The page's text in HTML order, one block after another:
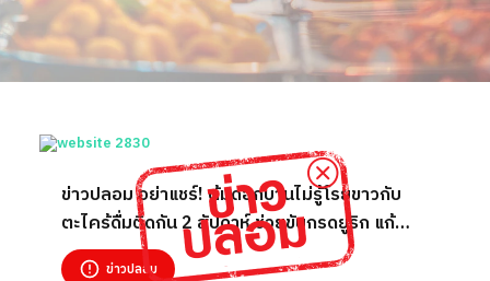
ข่าวปลอม อย่าแชร์! ต้มดอกบานไม่รู้โรยขาวกับ
ตะไคร้ดื่มติดกัน 2 สัปดาห์ ช่วยขับกรดยูริก แก้
เกาต์
ข่าวปลอม